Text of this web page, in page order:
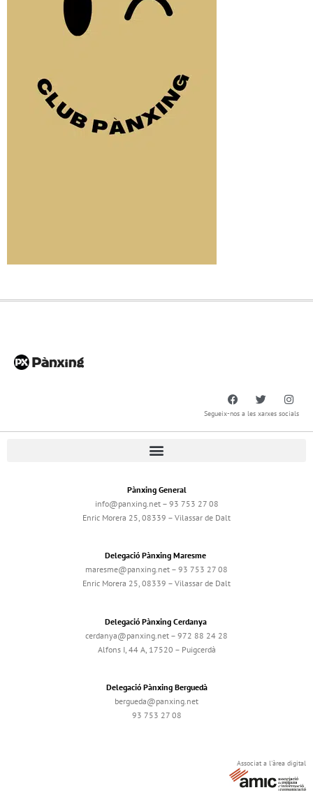
Segueix-nos a les xarxes socials
Pànxing General
info@panxing.net – 93 753 27 08
Enric Morera 25, 08339 – Vilassar de Dalt
Delegació Pànxing Maresme
maresme@panxing.net – 93 753 27 08
Enric Morera 25, 08339 – Vilassar de Dalt
Delegació Pànxing Cerdanya
cerdanya@panxing.net – 972 88 24 28
Alfons I, 44 A, 17520 – Puigcerdà
Delegació Pànxing Berguedà
bergueda@panxing.net
93 753 27 08
Associat a l'àrea digital